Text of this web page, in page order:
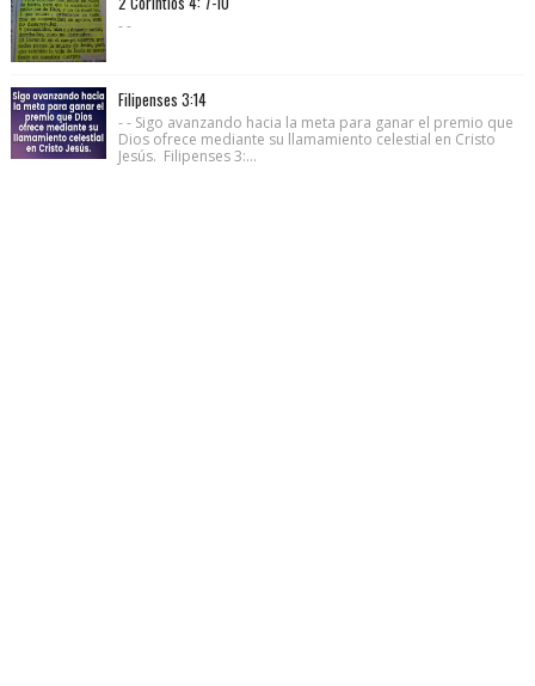
- -
Filipenses 3:14
- - Sigo avanzando hacia la meta para ganar el premio que
Dios ofrece mediante su llamamiento celestial en Cristo
Jesús. Filipenses 3:...